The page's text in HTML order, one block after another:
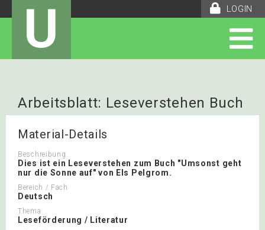
LOGIN
U
Arbeitsblatt: Leseverstehen Buch
Material-Details
Beschreibung
Dies ist ein Leseverstehen zum Buch "Umsonst geht
nur die Sonne auf" von Els Pelgrom.
Bereich / Fach
Deutsch
Thema
Leseförderung / Literatur